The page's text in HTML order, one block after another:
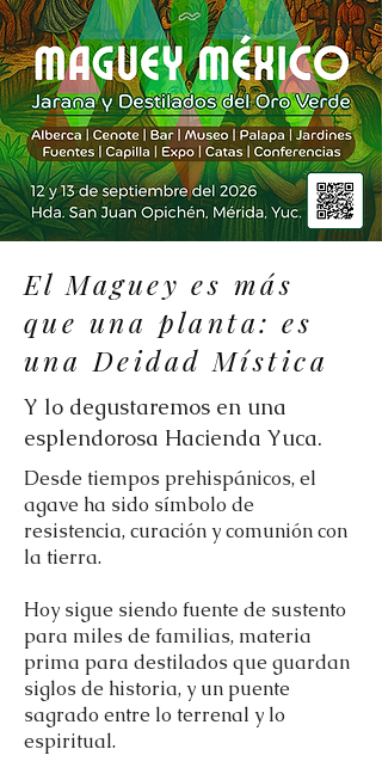
El Maguey es más
que una planta: es
una Deidad Mística
Y lo degustaremos en una
esplendorosa Hacienda Yuca.
Desde tiempos prehispánicos, el
agave ha sido símbolo de
resistencia, curación y comunión con
la tierra.
Hoy sigue siendo fuente de sustento
para miles de familias, materia
prima para destilados que guardan
siglos de historia, y un puente
sagrado entre lo terrenal y lo
espiritual.